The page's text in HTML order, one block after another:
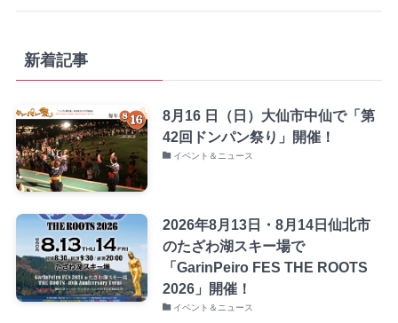
新着記事
8月16 日（日）大仙市中仙で「第
42回ドンパン祭り」開催！
イベント＆ニュース
2026年8月13日・8月14日仙北市
のたざわ湖スキー場で
「GarinPeiro FES THE ROOTS
2026」開催！
イベント＆ニュース